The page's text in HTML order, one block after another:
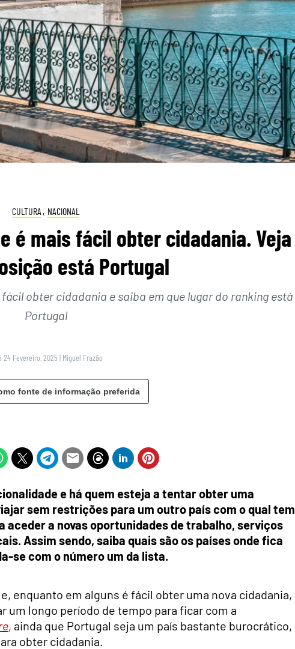
CULTURA , NACIONAL
é mais fácil obter cidadania. Veja
está Portugal
obter cidadania e saiba em que lugar do ranking está
Portugal
24 Fevereiro, 2025 | Miguel Frazão
fonte de informação preferida
e há quem esteja a tentar obter uma
sem restrições para um outro país com o qual tem
a novas oportunidades de trabalho, serviços
Assim sendo, saiba quais são os países onde fica
se com o número um da lista.
enquanto em alguns é fácil obter uma nova cidadania,
um longo período de tempo para ficar com a
, ainda que Portugal seja um país bastante burocrático,
obter cidadania.